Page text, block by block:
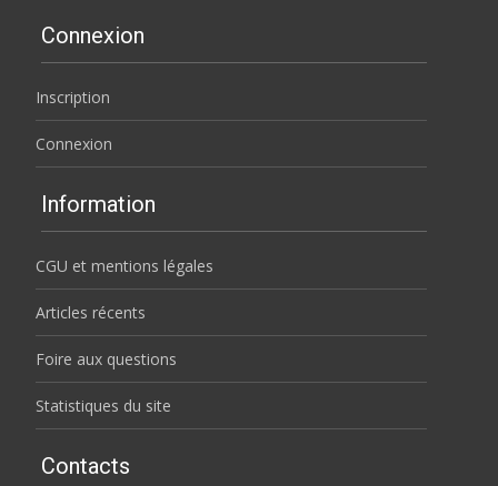
Connexion
Inscription
Connexion
Information
CGU et mentions légales
Articles récents
Foire aux questions
Statistiques du site
Contacts